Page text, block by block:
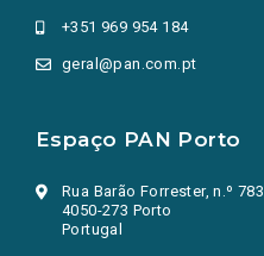
+351 969 954 184
geral@pan.com.pt
Espaço PAN Porto
Rua Barão Forrester, n.º 783
4050-273 Porto
Portugal